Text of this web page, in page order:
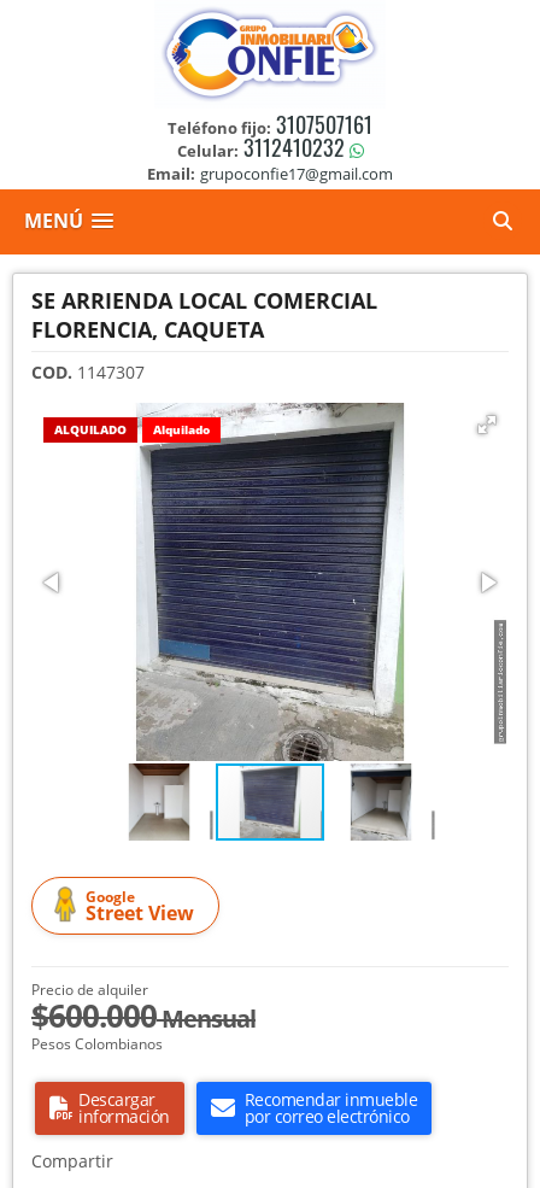
Teléfono fijo: 3107507161
Celular: 3112410232
Email: grupoconfie17@gmail.com
MENÚ
SE ARRIENDA LOCAL COMERCIAL
FLORENCIA, CAQUETA
COD. 1147307
ALQUILADO Alquilado
Google
Street View
Precio de alquiler
$600.000Mensual
Pesos Colombianos
Descargar
información
Recomendar inmueble
por correo electrónico
Compartir